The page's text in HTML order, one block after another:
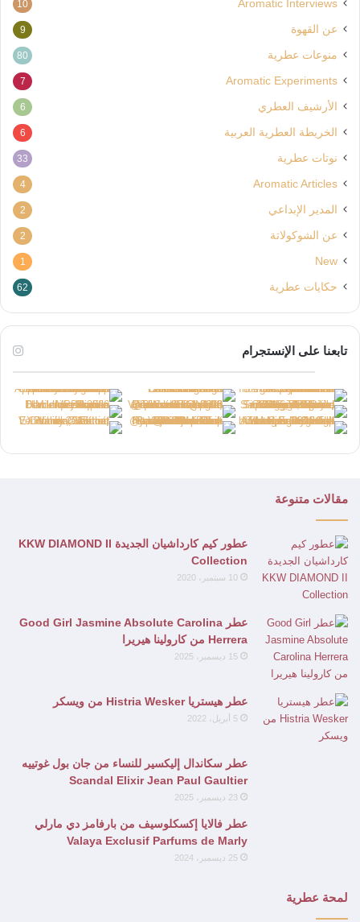
Aromatic Interviews
10
عن القهوة 9
منوعات عطرية 80
Aromatic Experiments
7
الأرشيف العطري 6
الخريطة العطرية العربية 6
نوتات عطرية 33
Aromatic Articles
4
المدير الإبداعي 2
عن الشوكولاتة 2
New
1
حكايات عطرية 62
تابعنا على الإنستجرام
مقالات متنوعة
عطور كيم كارداشيان الجديدة KKW DIAMOND II
Collection
10 سبتمبر، 2020
عطر Good Girl Jasmine Absolute Carolina
Herrera من كارولينا هيريرا
15 ديسمبر، 2025
عطر هيستريا Histria Wesker من ويسكر
5 أبريل، 2022
عطر سكاندال إليكسير للنساء من جان بول غوتييه
Scandal Elixir Jean Paul Gaultier
23 ديسمبر، 2025
عطر فالايا إكسكلوسيف من بارفامز دي مارلي
Valaya Exclusif Parfums de Marly
25 ديسمبر، 2024
لمحة عطرية